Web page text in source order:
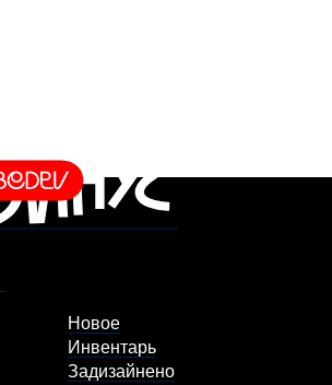
Новое
Инвентарь
Задизайнено